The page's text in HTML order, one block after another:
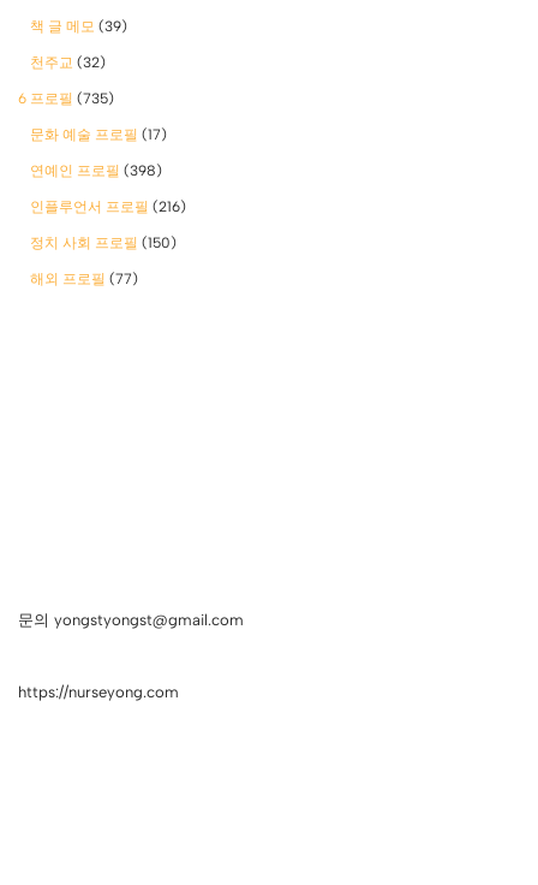
책 글 메모 (39)
천주교 (32)
6 프로필 (735)
문화 예술 프로필 (17)
연예인 프로필 (398)
인플루언서 프로필 (216)
정치 사회 프로필 (150)
해외 프로필 (77)
문의 yongstyongst@gmail.com
https://nurseyong.com